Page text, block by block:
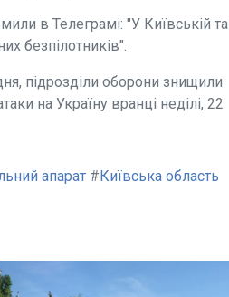
в Телеграмі: "У Київській та
безпілотників".
підрозділи оборони знищили
на Україну вранці неділі, 22
апарат #Київська область